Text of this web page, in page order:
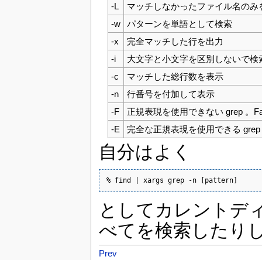
-L
マッチしなかったファイル名のみ
-w
パターンを単語として検索
-x
完全マッチした行を出力
-i
大文字と小文字を区別しないで検
-c
マッチした総行数を表示
-n
行番号を付加して表示
-F
正規表現を使用できない grep 。
-E
完全な正規表現を使用できる
自分はよく
% find | xargs grep -n [pattern]
としてカレントデ
べてを検索したり
Prev